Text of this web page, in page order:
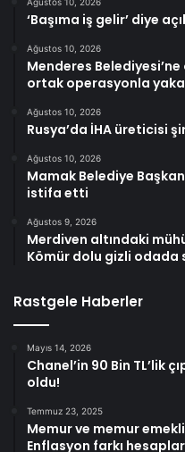
‘Başıma iş gelir’ diye
Ağustos 10, 2026
Menderes
ortak operasyonla
Ağustos 10, 2026
Rusya’da İHA üreticisi
Ağustos 10, 2026
Mamak Belediye
istifa etti
Ağustos 9, 2026
Merdiven altındaki
Kömür dolu gizli odada
Rastgele Haberler
Mayıs 14, 2026
Chanel’in 90 Bin TL’lik
oldu!
Temmuz 23, 2025
Memur ve memur
Enflasyon farkı